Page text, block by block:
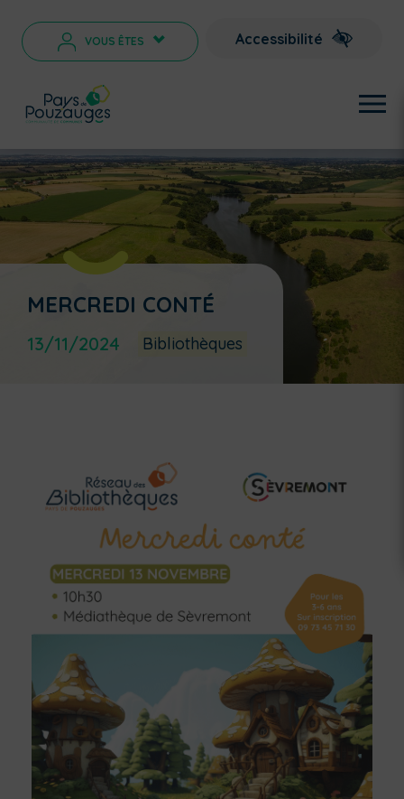
VOUS ÊTES > Accessibilité
MERCREDI CONTÉ
13/11/2024 Bibliothèques